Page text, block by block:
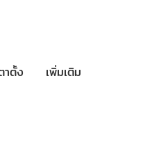
าตั้ง เพิ่มเติม